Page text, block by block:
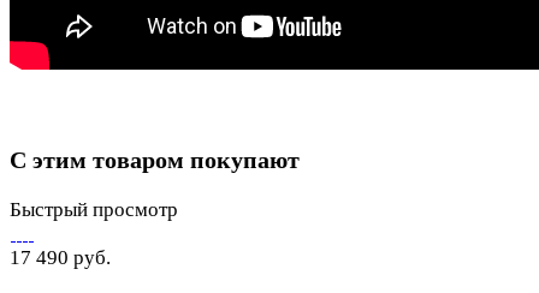
С этим товаром покупают
Быстрый просмотр
17 490 руб.